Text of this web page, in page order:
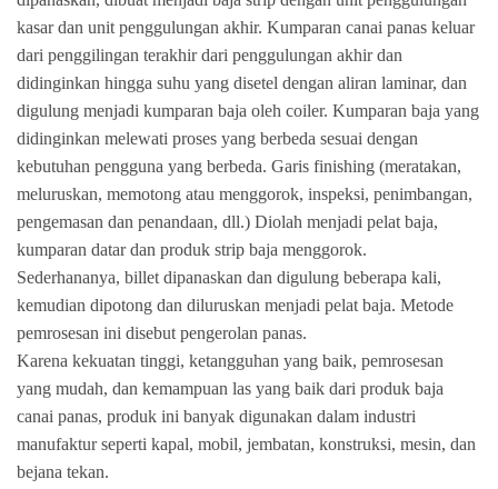
kasar dan unit penggulungan akhir. Kumparan canai panas keluar
dari penggilingan terakhir dari penggulungan akhir dan
didinginkan hingga suhu yang disetel dengan aliran laminar, dan
digulung menjadi kumparan baja oleh coiler. Kumparan baja yang
didinginkan melewati proses yang berbeda sesuai dengan
kebutuhan pengguna yang berbeda. Garis finishing (meratakan,
meluruskan, memotong atau menggorok, inspeksi, penimbangan,
pengemasan dan penandaan, dll.) Diolah menjadi pelat baja,
kumparan datar dan produk strip baja menggorok.
Sederhananya, billet dipanaskan dan digulung beberapa kali,
kemudian dipotong dan diluruskan menjadi pelat baja. Metode
pemrosesan ini disebut pengerolan panas.
Karena kekuatan tinggi, ketangguhan yang baik, pemrosesan
yang mudah, dan kemampuan las yang baik dari produk baja
canai panas, produk ini banyak digunakan dalam industri
manufaktur seperti kapal, mobil, jembatan, konstruksi, mesin, dan
bejana tekan.